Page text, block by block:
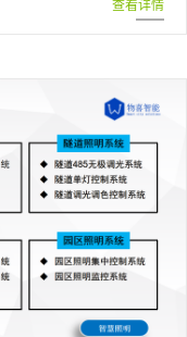
查看详情